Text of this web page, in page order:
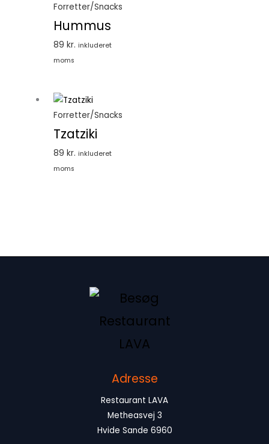
Forretter/Snacks
Hummus
89kr. inkluderet
moms
Forretter/Snacks
Tzatziki
89kr. inkluderet
moms
Adresse
Restaurant LAVA
Metheasvej 3
Hvide Sande 6960